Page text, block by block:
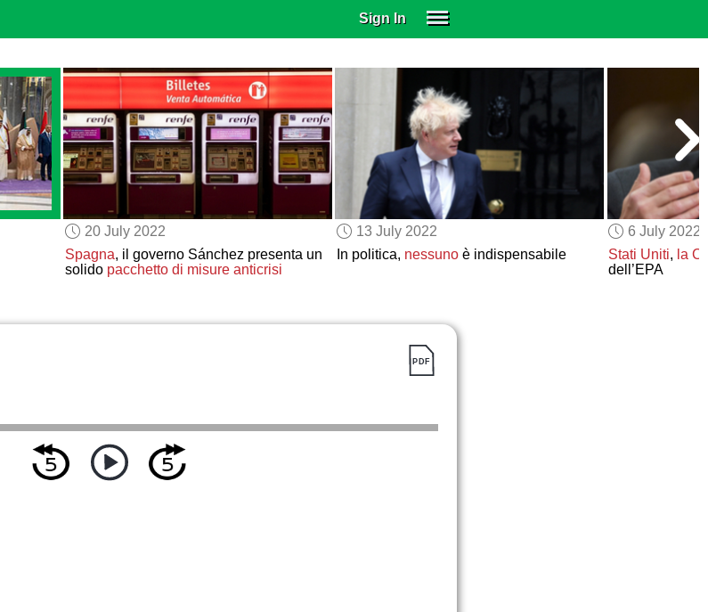
Sign In
EDUCATIONAL LICENSES
GIFT CARDS
OTHER LANGUAGES
ABOUT US
ALEXA
ADJUST COLORS
20 July 2022
Spagna, il governo Sánchez presenta un
solido pacchetto di misure anticrisi
13 July 2022
In politica, nessunoè indispensabile
6 July 2022
Stati Uniti, la
dell’EPA